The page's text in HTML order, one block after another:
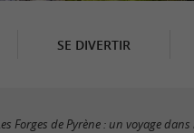
SE DIVERTIR
Forges de Pyrène : un voyage